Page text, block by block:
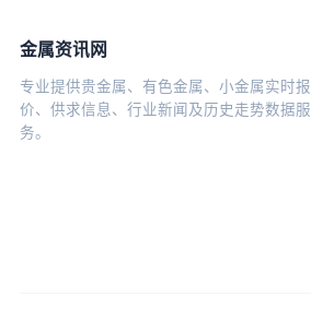
金属资讯网
专业提供贵金属、有色金属、小金属实时报
价、供求信息、行业新闻及历史走势数据服
务。